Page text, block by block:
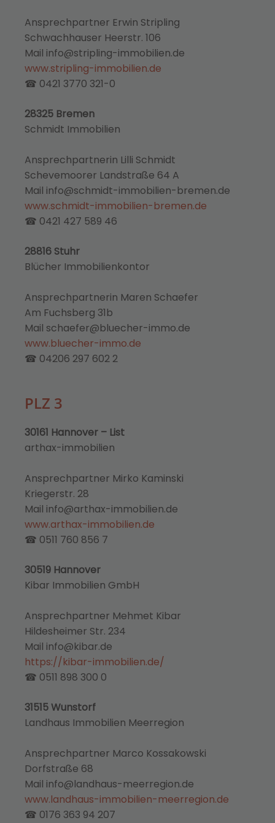
Ansprechpartner Erwin Stripling
Schwachhauser Heerstr. 106
Mail info@stripling-immobilien.de
www.stripling-immobilien.de
☎ 0421 3770 321-0
28325 Bremen
Schmidt Immobilien
Ansprechpartnerin Lilli Schmidt
Schevemoorer Landstraße 64 A
Mail info@schmidt-immobilien-bremen.de
www.schmidt-immobilien-bremen.de
☎ 0421 427 589 46
28816 Stuhr
Blücher Immobilienkontor
Ansprechpartnerin Maren Schaefer
Am Fuchsberg 31b
Mail schaefer@bluecher-immo.de
www.bluecher-immo.de
☎ 04206 297 602 2
PLZ 3
30161 Hannover – List
arthax-immobilien
Ansprechpartner Mirko Kaminski
Kriegerstr. 28
Mail info@arthax-immobilien.de
www.arthax-immobilien.de
☎ 0511 760 856 7
30519 Hannover
Kibar Immobilien GmbH
Ansprechpartner Mehmet Kibar
Hildesheimer Str. 234
Mail info@kibar.de
https://kibar-immobilien.de/
☎ 0511 898 300 0
31515 Wunstorf
Landhaus Immobilien Meerregion
Ansprechpartner Marco Kossakowski
Dorfstraße 68
Mail info@landhaus-meerregion.de
www.landhaus-immobilien-meerregion.de
☎ 0176 363 94 207